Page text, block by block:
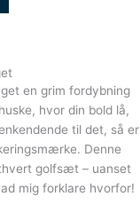
en grim fordybning
hvor din bold lå,
til det, så er
Denne
golfsæt – uanset
mig forklare hvorfor!